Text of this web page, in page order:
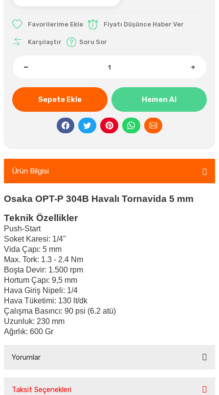
Fiyatı Düşünce Haber Ver
Karşılaştır Soru Sor
Sepete Ekle Hemen Al
Ürün Bilgisi
Osaka OPT-P 304B Havalı Tornavida 5 mm
Teknik Özellikler
Push-Start
Soket Karesi: 1/4"
Vida Çapı: 5 mm
Max. Tork: 1.3 - 2.4 Nm
Boşta Devir: 1.500 rpm
Hortum Çapı: 9,5 mm
Hava Giriş Nipeli: 1/4
Hava Tüketimi: 130 lt/dk
Çalışma Basıncı: 90 psi (6.2 atü)
Uzunluk: 230 mm
Ağırlık: 600 Gr
Yorumlar
Taksit Seçenekleri